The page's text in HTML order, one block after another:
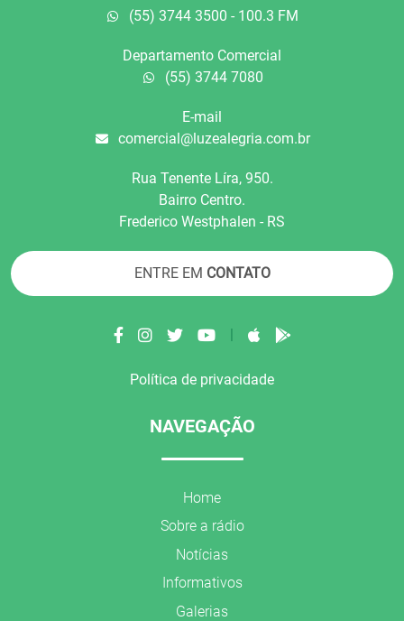
(55) 3744 3500 - 100.3 FM
Departamento Comercial
(55) 3744 7080
E-mail
comercial@luzealegria.com.br
Rua Tenente Líra, 950.
Bairro Centro.
Frederico Westphalen - RS
ENTRE EM CONTATO
|
Política de privacidade
NAVEGAÇÃO
Home
Sobre a rádio
Notícias
Informativos
Galerias